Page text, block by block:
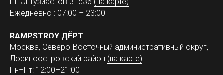
Ежедневно : 07:00 – 23:00
RAMPSTROY ДЁРТ
Москва, Северо-Восточный административный округ,
Лосиноостровский район (на карте)
Пн–Пт: 12:00–21:00